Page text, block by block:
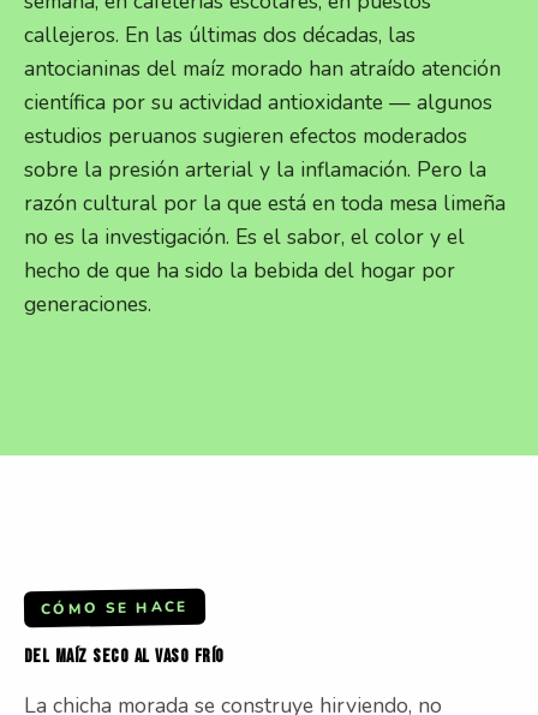
callejeros. En las últimas dos décadas, las
antocianinas del maíz morado han atraído atención
científica por su actividad antioxidante — algunos
estudios peruanos sugieren efectos moderados
sobre la presión arterial y la inflamación. Pero la
razón cultural por la que está en toda mesa limeña
no es la investigación. Es el sabor, el color y el
hecho de que ha sido la bebida del hogar por
generaciones.
CÓMO SE HACE
DEL MAÍZ SECO AL VASO FRÍO
La chicha morada se construye hirviendo, no